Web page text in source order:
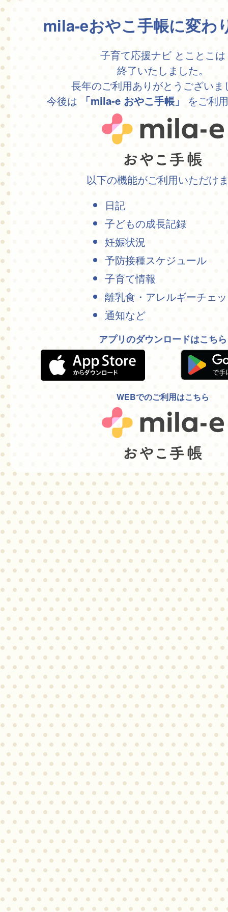
mila-eおやこ手帳に変わ
子育て応援ナビ とことこは
終了いたしました。
長年のご利用ありがとうございま
今後は
「mila-e おやこ手帳」 をご利
以下の機能がご利用いただけ
日記
子どもの成長記録
妊娠状況
予防接種スケジュール
子育て情報
離乳食・アレルギーチェ
通知など
アプリのダウンロードはこちら
WEBでのご利用はこちら